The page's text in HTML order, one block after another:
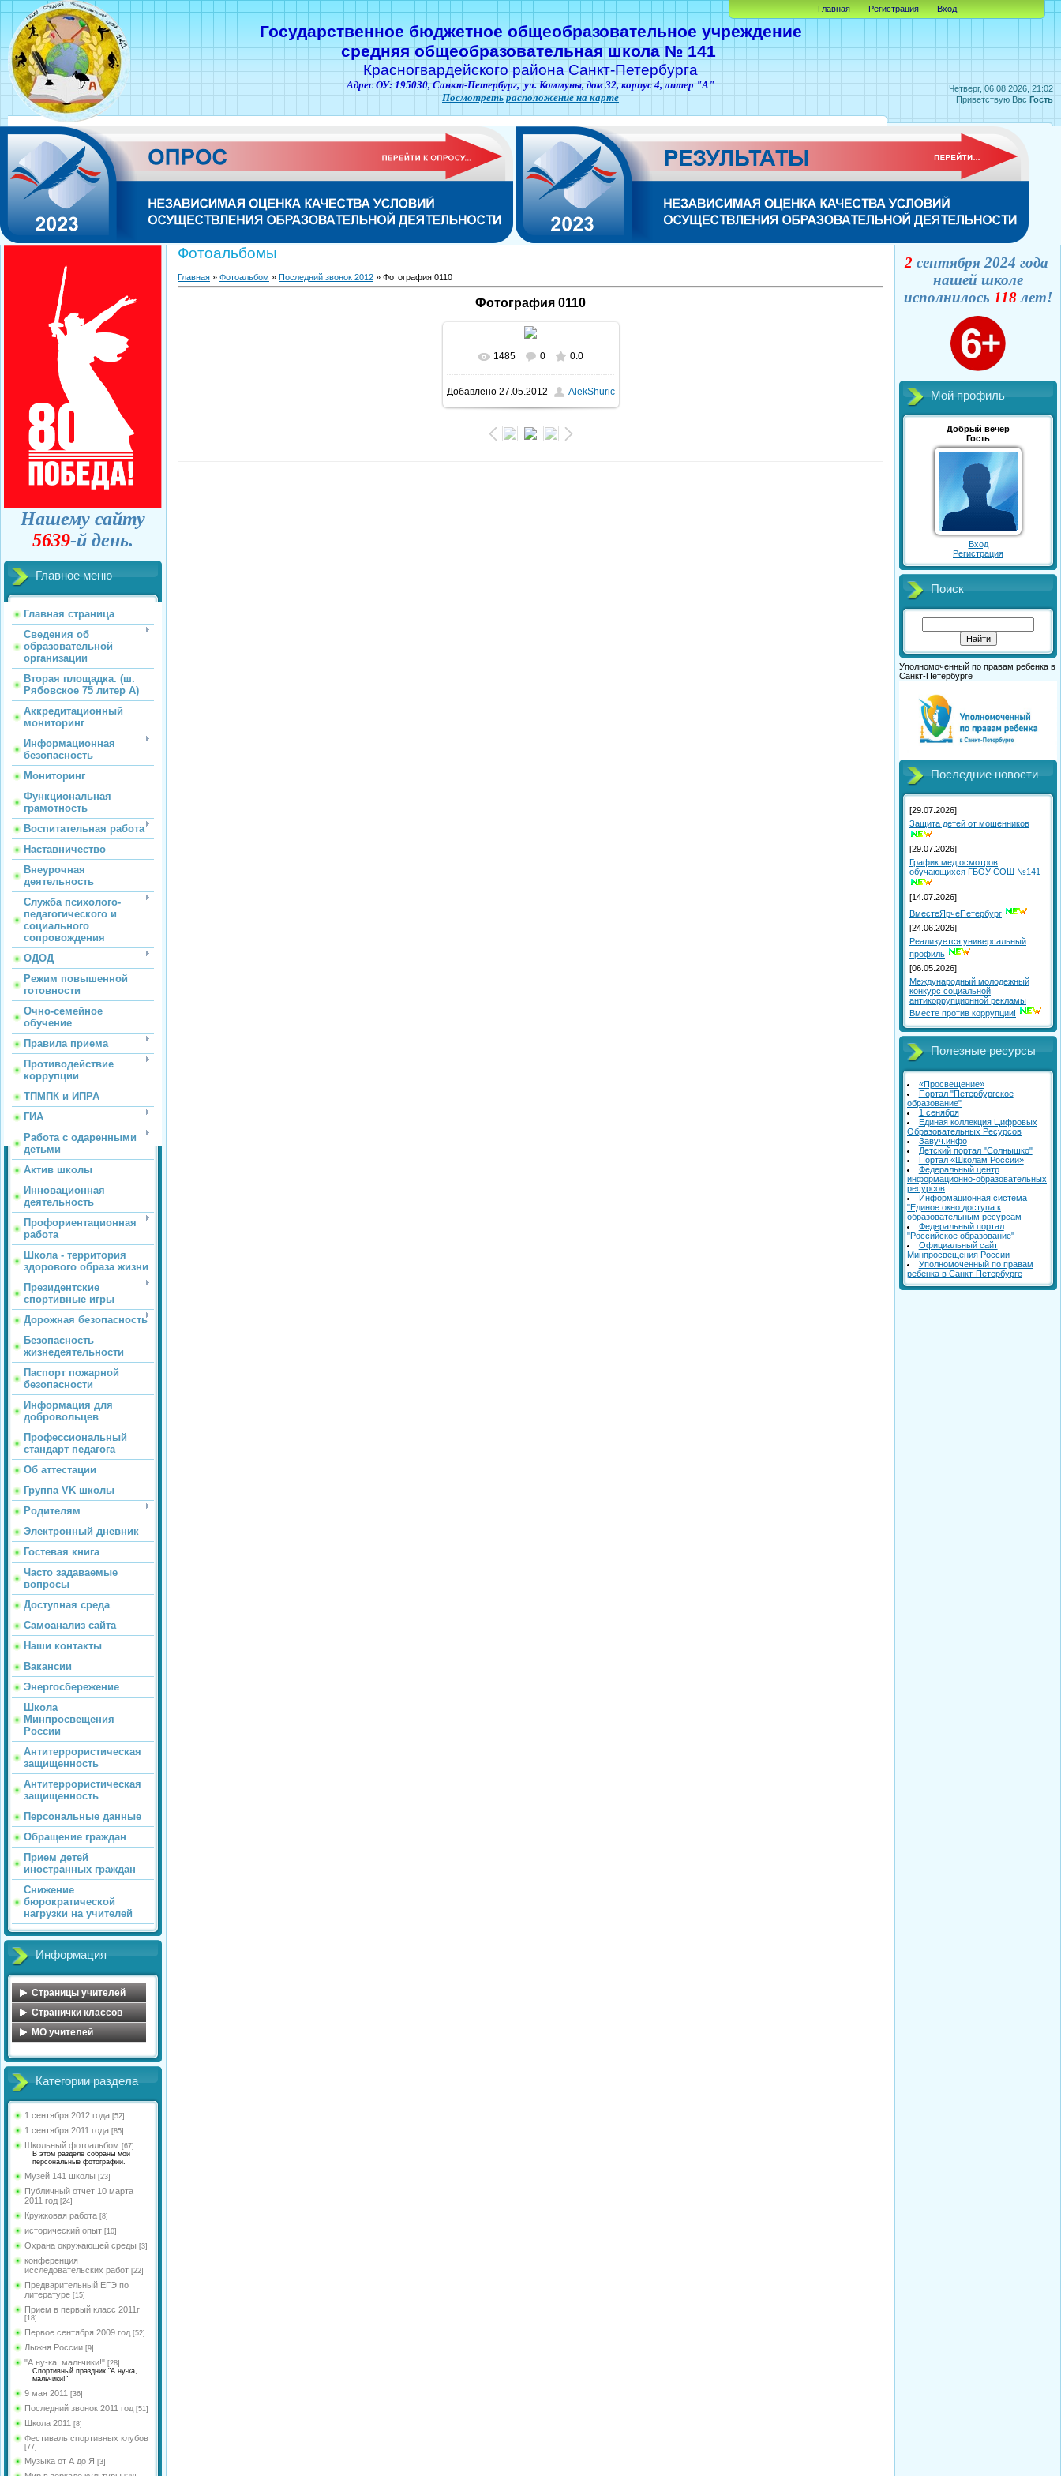
Четверг, 06.08.2026, 21:02
Приветствую Вас Гость
Государственное бюджетное общеобразовательное учреждение
средняя общеобразовательная школа № 141
Красногвардейского района Санкт-Петербурга
Адрес ОУ: 195030, Санкт-Петербург, ул. Коммуны, дом 32, корпус 4, литер "А"
Посмотреть расположение на карте
Главная Регистрация Вход
Нашему сайту
5639-й день.
Главное меню
Главная страница
Сведения об
образовательной
организации
Вторая площадка. (ш.
Рябовское 75 литер А)
Аккредитационный
мониторинг
Информационная
безопасность
Мониторинг
Функциональная
грамотность
Воспитательная работа
Наставничество
Внеурочная
деятельность
Служба психолого-
педагогического и
социального
сопровождения
ОДОД
Режим повышенной
готовности
Очно-семейное
обучение
Правила приема
Противодействие
коррупции
ТПМПК и ИПРА
ГИА
Работа с одаренными
детьми
Актив школы
Инновационная
деятельность
Профориентационная
работа
Школа - территория
здорового образа жизни
Президентские
спортивные игры
Дорожная безопасность
Безопасность
жизнедеятельности
Паспорт пожарной
безопасности
Информация для
добровольцев
Профессиональный
стандарт педагога
Об аттестации
Группа VK школы
Родителям
Электронный дневник
Гостевая книга
Часто задаваемые
вопросы
Доступная среда
Самоанализ сайта
Наши контакты
Вакансии
Энергосбережение
Школа
Минпросвещения
России
Антитеррористическая
защищенность
Антитеррористическая
защищенность
Персональные данные
Обращение граждан
Прием детей
иностранных граждан
Снижение
бюрократической
нагрузки на учителей
Информация
Страницы учителей
Обухова Н.В.
Майорова О.А.
Цветкова Ю.В.
Федорова Ю.А.
Миловидова Е.В.
Долгова Л.И.
Рябцева М.Л.
Цветкова А.Н.
Шишкина А.С.
Боровик А.Р.
Сенюшкина Л.А.
<
Хижняк Е.И.
Косова Л.А.
Рус.яз и лит-ра
Романова Н.В.
Губарева Р.В.
Чистякова B.Y.
Косова К.П.
Новик Д.В.
Миронова Е.Ю.
Святенко А.В.
Странички классов
Косова Л.А.
Сенюшкина Л.А.
Яковлева А.А.
Кульчицкая Н.Б.
Федорова Ю.А.
Обухова Н.В.
Кобикова Н.Э.
<
Голосенко С.С.
Цветкова Ю.В.
Цветкова А.Н.
Сухинина З.И.
Шрейбер И.А.
Николаева О.В.
MO учителей
классов
МО математического
цикла
МО учителей русского
МО учителей
естественно-научного
цикла
МО учителей социально-
гуманитарного и
эстетического цикла
МО учителей английского
языка
МО классных
руководителей
Категории раздела
1 сентября 2012 года [52]
1 сентября 2011 года [85]
Школьный фотоальбом [67]
В этом разделе собраны мои
персональные фотографии.
Музей 141 школы [23]
Публичный отчет 10 марта
2011 год [24]
Кружковая работа [8]
исторический опыт [10]
Охрана окружающей среды [3]
конференция
исследовательских работ [22]
Предварительный ЕГЭ по
литературе [15]
Прием в первый класс 2011г
[18]
Первое сентября 2009 год [52]
Лыжня России [9]
"А ну-ка, мальчики!" [28]
Спортивный праздник "А ну-ка,
мальчики!"
9 мая 2011 [36]
Последний звонок 2011 год [51]
Школа 2011 [8]
Фестиваль спортивных клубов
[77]
Музыка от А до Я [3]
Фотоальбомы
Главная » Фотоальбом » Последний звонок 2012 » Фотография 0110
Фотография 0110
1485 0 0.0
Добавлено27.05.2012 AlekShuric
2 сентября 2024 года
нашей школе
исполнилось 118лет!
Мой профиль
Добрый вечер
Гость
Вход
Регистрация
Поиск
Уполномоченный по правам ребенка в
Санкт-Петербурге
Последние новости
[29.07.2026]
Защита детей от мошенников
[29.07.2026]
График мед.осмотров
обучающихся ГБОУ СОШ №141
[14.07.2026]
ВместеЯрчеПетербург
[24.06.2026]
Реализуется универсальный
профиль
[06.05.2026]
Международный молодежный
конкурс социальной
антикоррупционной рекламы
Вместе против коррупции!
Полезные ресурсы
«Просвещение»
Портал "Петербургское
образование"
1 сенября
Единая коллекция Цифровых
Образовательных Ресурсов
Завуч.инфо
Детский портал "Солнышко"
Портал «Школам России»
Федеральный центр
информационно-образовательных
ресурсов
Информационная система
"Единое окно доступа к
образовательным ресурсам
Федеральный портал
"Российское образование"
Официальный сайт
Минпросвещения России
Уполномоченный по правам
ребенка в Санкт-Петербурге